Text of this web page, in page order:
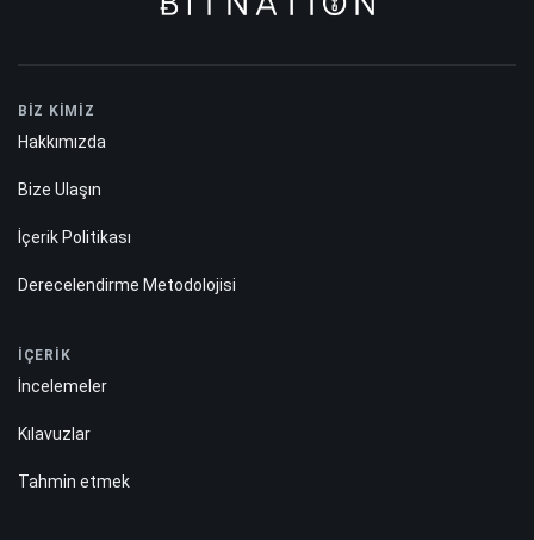
BİZ KİMİZ
Hakkımızda
Bize Ulaşın
İçerik Politikası
Derecelendirme Metodolojisi
İÇERİK
İncelemeler
Kılavuzlar
Tahmin etmek